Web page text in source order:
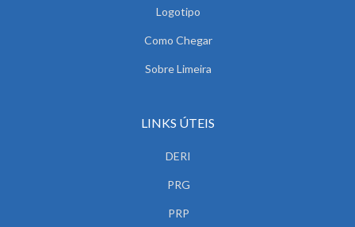
Logotipo
Como Chegar
Sobre Limeira
LINKS ÚTEIS
DERI
PRG
PRP